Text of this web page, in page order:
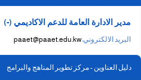
مدير الادارة العامة للدعم الاكاديمي (-)
البريد الالكتروني:paaet@paaet.edu.kw
دليل العناوين - مركز تطوير المناهج والبرامج